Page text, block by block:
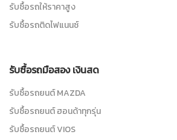
รับซื้อรถให้ราคาสูง
รับซื้อรถติดไฟแนนซ์
รับซื้อรถมือสอง เงินสด
รับซื้อรถยนต์ MAZDA
รับซื้อรถยนต์ ฮอนด้าทุกรุ่น
รับซื้อรถยนต์ VIOS